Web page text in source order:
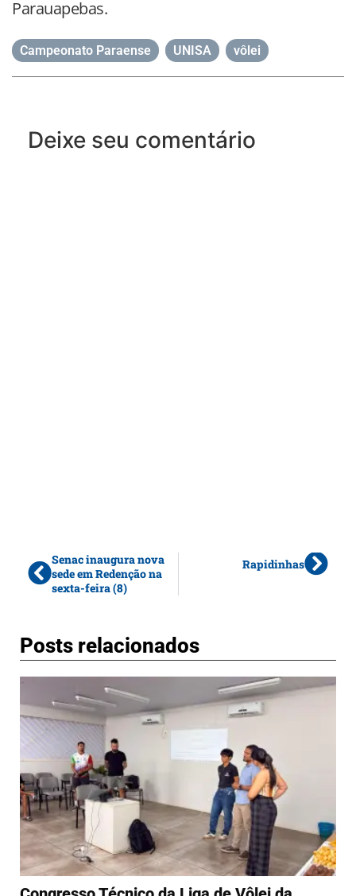
Parauapebas.
Campeonato Paraense UNISA vôlei
Deixe seu comentário
Senac inaugura nova
sede em Redenção na
sexta-feira (8)
Rapidinhas
Posts relacionados